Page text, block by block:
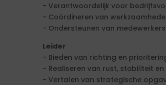
- Verantwoordelijk voor
- Coördineren van
- Ondersteunen van
Leider
- Bieden van richting en
- Realiseren van rust, stabiliteit
- Vertalen van strategische